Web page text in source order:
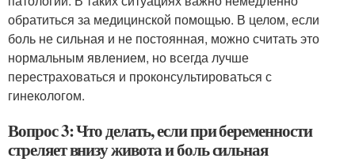
обратиться за медицинской помощью. В целом, если
боль не сильная и не постоянная, можно считать это
нормальным явлением, но всегда лучше
перестраховаться и проконсультироваться с
гинекологом.
Вопрос 3: Что делать, если при беременности
стреляет внизу живота и боль сильная